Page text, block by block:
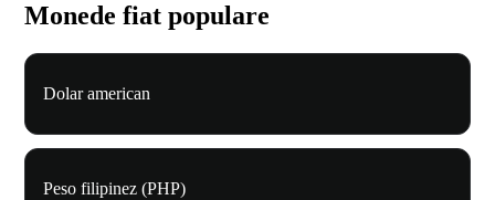
Monede fiat populare
Dolar american
Peso filipinez (PHP)